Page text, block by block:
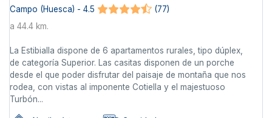
Campo (Huesca) - 4.5
(77)
a 44.4 km.
La Estibialla dispone de 6 apartamentos rurales, tipo dúplex,
de categoría Superior. Las casitas disponen de un porche
desde el que poder disfrutar del paisaje de montaña que nos
rodea, con vistas al imponente Cotiella y el majestuoso
Turbón...